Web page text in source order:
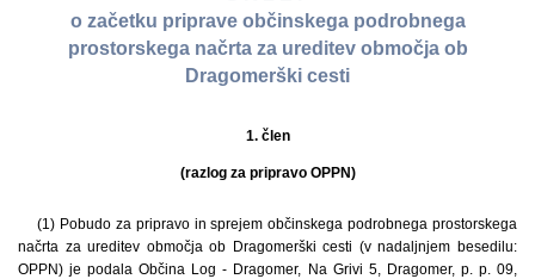
o začetku priprave občinskega podrobnega
prostorskega načrta za ureditev območja ob
Dragomerški cesti
1. člen
(razlog za pripravo OPPN)
(1) Pobudo za pripravo in sprejem občinskega podrobnega prostorskega
načrta za ureditev območja ob Dragomerški cesti (v nadaljnjem besedilu:
OPPN) je podala Občina Log - Dragomer, Na Grivi 5, Dragomer, p. p. 09,